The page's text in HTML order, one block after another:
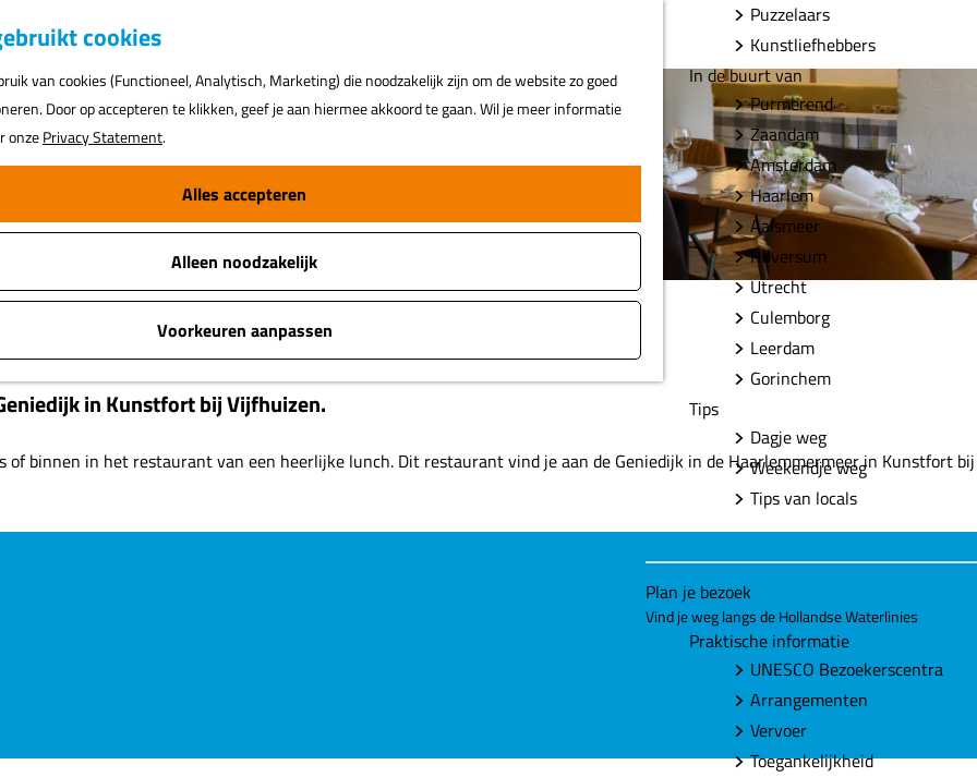
cookies
van cookies (Functioneel, Analytisch, Marketing) die noodzakelijk zijn om de website zo goed
Door op accepteren te klikken, geef je aan hiermee akkoord te gaan. Wil je meer informatie
onzePrivacy Statement.
Alles accepteren
Alleen noodzakelijk
Voorkeuren aanpassen
v
o
i
t
n
a
r
e
k
n
Puzzelaars
Kunstliefhebbers
In de buurt van
Purmerend
Zaandam
Amsterdam
Haarlem
Aalsmeer
Hilversum
Utrecht
Culemborg
Leerdam
Gorinchem
Tips
Dagje weg
Weekendje weg
Tips van locals
Plan je bezoek
Vind je weg langs de Hollandse Waterlinies
Praktische informatie
UNESCO Bezoekerscentra
Arrangementen
Vervoer
Toegankelijkheid
in Kunstfort bij Vijfhuizen.
binnen in het restaurant van een heerlijke lunch. Dit restaurant vind je aan de Geniedijk in de Haarlemmermeer in Kunstfort bij